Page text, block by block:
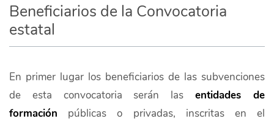
Beneficiarios de la Convocatoria
estatal
En primer lugar los beneficiarios de las subvenciones
de esta convocatoria serán lasentidades de
formación públicas o privadas, inscritas en el